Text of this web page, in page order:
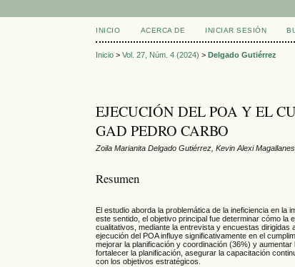
INICIO ACERCA DE INICIAR SESIÓN
Inicio >Vol. 27, Núm. 4 (2024) >Delgado Gutiérrez
EJECUCIÓN DEL POA Y EL
GAD PEDRO CARBO
Zoila Marianita Delgado Gutiérrez, Kevin Alexi
Resumen
El estudio aborda la problemática de la ineficiencia en la
este sentido, el objetivo principal fue determinar cómo la
cualitativos, mediante la entrevista y encuestas
ejecución del POA influye significativamente en el
mejorar la planificación y coordinación (36%) y
fortalecer la planificación, asegurar la capacitación
con los objetivos estratégicos.